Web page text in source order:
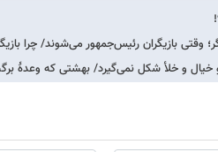
وقتی بازیگران رئیس‌جمهور می‌شوند/ چرا
خیال و خلأ شکل نمی‌گیرد/ بهشتی که وعدۀ